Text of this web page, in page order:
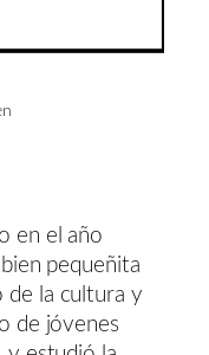
en el año
pequeñita
de la cultura y
de jóvenes